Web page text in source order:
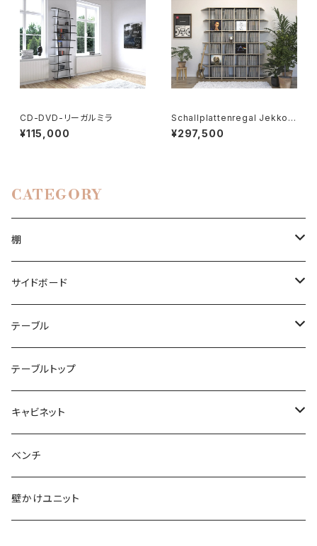
CD-DVD-リーガルミラ
¥115,000
Schallplattenregal Jekko
シャルプラッテンリーガル・ジ
ェッコ
¥297,500
CATEGORY
棚
本棚
本棚ジニー
ブーヒャレガル
コーナーシェルフ
エクレガル
ルームディバイダー
ラウムタイラー
ビニールレコード
シャルプラッテンリーガル
CD-DVDシェルフ
ライブラリ
サイドボード
チェスト
ハイボード
ローボード
テレビローボード
テーブル
ダイニングケーブル
テーブルトップ
キャビネット
ワードローブ
ベンチ
壁かけユニット